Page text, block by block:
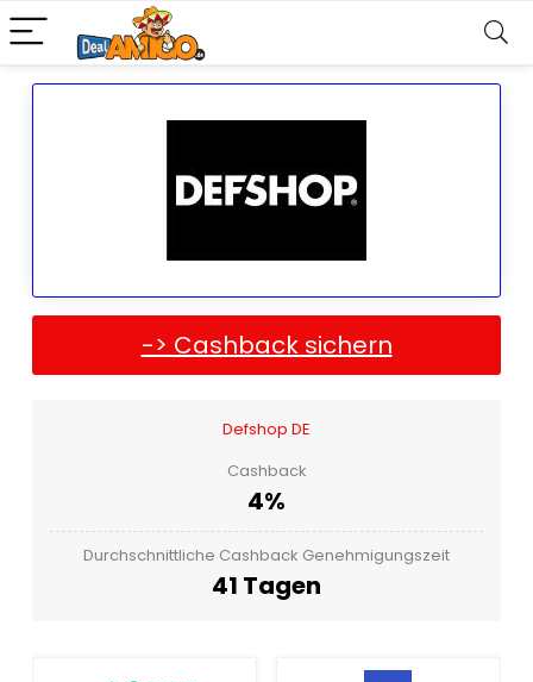
-> Cashback sichern
Defshop DE
Cashback
4%
Durchschnittliche Cashback Genehmigungszeit
41 Tagen